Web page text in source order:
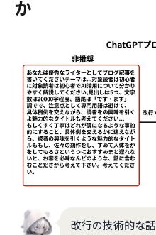
か
改行の技術的な話